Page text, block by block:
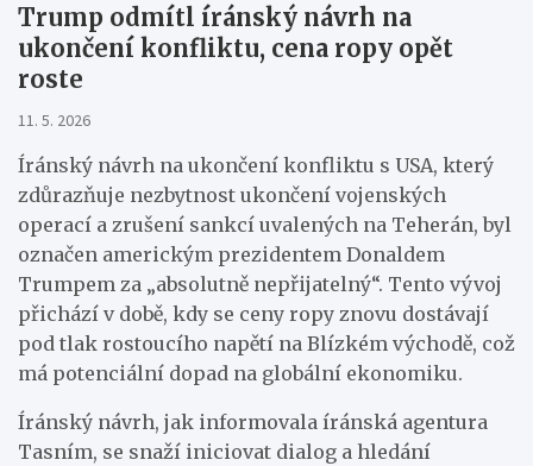
Trump odmítl íránský návrh na
ukončení konfliktu, cena ropy opět
roste
11. 5. 2026
Íránský návrh na ukončení konfliktu s USA, který
zdůrazňuje nezbytnost ukončení vojenských
operací a zrušení sankcí uvalených na Teherán, byl
označen americkým prezidentem Donaldem
Trumpem za „absolutně nepřijatelný“. Tento vývoj
přichází v době, kdy se ceny ropy znovu dostávají
pod tlak rostoucího napětí na Blízkém východě, což
má potenciální dopad na globální ekonomiku.
Íránský návrh, jak informovala íránská agentura
Tasním, se snaží iniciovat dialog a hledání